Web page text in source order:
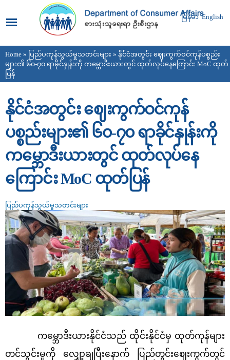
main
content
မြန်မာ English
You are here
Home » ပြည်ပကုန်သွယ်မှုသတင်းများ » နိုင်ငံအတွင်း ဈေးကွက်ဝင်ကုန်ပစ္စည်း
များ၏ ၆၀-၇၀ ရာခိုင်နှုန်းကို ကမ္ဘောဒီးယားတွင် ထုတ်လုပ်နေကြောင်း MoC ထုတ်
ပြန်
နိုင်ငံအတွင်း ဈေးကွက်ဝင်ကုန်
ပစ္စည်းများ၏ ၆၀-၇၀ ရာခိုင်နှုန်းကို
ကမ္ဘောဒီးယားတွင် ထုတ်လုပ်နေ
ကြောင်း MoC ထုတ်ပြန်
ပြည်ပကုန်သွယ်မှုသတင်းများ
ကမ္ဘောဒီးယားနိုင်ငံသည် ထိုင်းနိုင်ငံမှ ထုတ်ကုန်များ
တင်သွင်းမှုကို လျှော့ချပြီးနောက် ပြည်တွင်းဈေးကွက်တွင်